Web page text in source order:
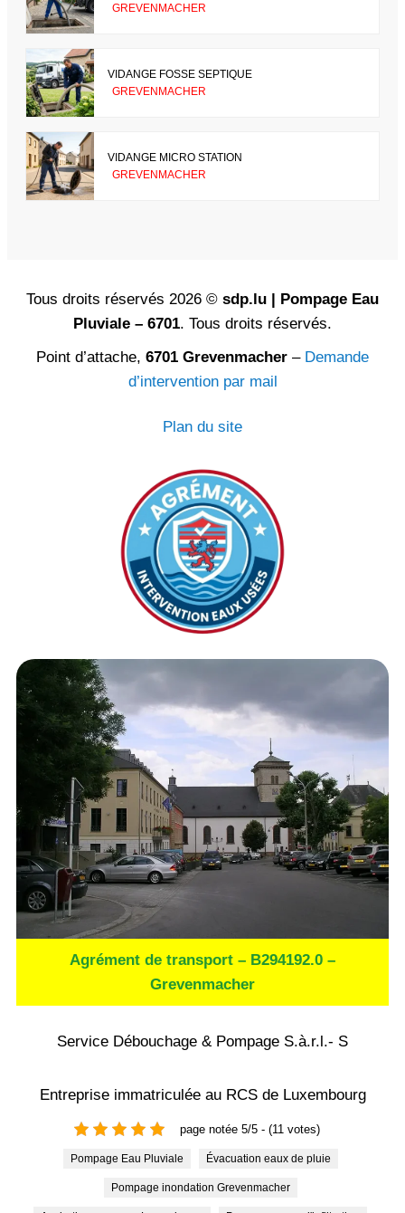
GREVENMACHER
VIDANGE FOSSE SEPTIQUE
GREVENMACHER
VIDANGE MICRO STATION
GREVENMACHER
Tous droits réservés 2026 © sdp.lu | Pompage Eau
Pluviale – 6701. Tous droits réservés.
Point d’attache, 6701 Grevenmacher – Demande
d’intervention par mail
Plan du site
Agrément de transport – B294192.0 –
Grevenmacher
Service Débouchage & Pompage S.à.r.l.- S
Entreprise immatriculée au RCS de Luxembourg
page notée 5/5 - (11 votes)
Pompage Eau Pluviale Évacuation eaux de pluie
Pompage inondation Grevenmacher